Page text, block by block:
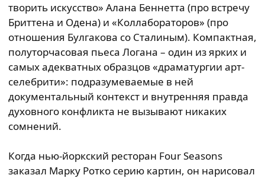
творить искусство» Алана Беннетта (про встречу
Бриттена и Одена) и «Коллабораторов» (про
отношения Булгакова со Сталиным). Компактная,
полуторчасовая пьеса Логана – один из ярких и
самых адекватных образцов «драматургии арт-
селебрити»: подразумеваемые в ней
документальный контекст и внутренняя правда
духовного конфликта не вызывают никаких
сомнений.
Когда нью-йоркский ресторан Four Seasons
заказал Марку Ротко серию картин, он нарисовал